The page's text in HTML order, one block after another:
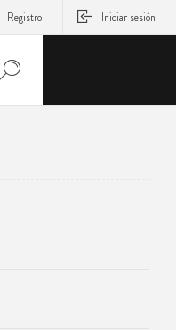
Registro Iniciar sesión